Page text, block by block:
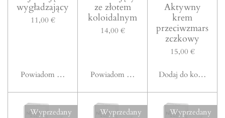
wygładzający
11,00 €
Powiadom mnie, gdy będzie dostępny
ze złotem
koloidalnym
14,00 €
Powiadom mnie, gdy będzie dostępny
Aktywny
krem
przeciwzmars
zczkowy
15,00 €
Dodaj do koszyka
Wyprzedany Wyprzedany Wyprzedany